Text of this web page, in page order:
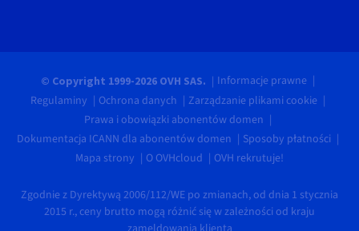
© Copyright 1999-2026 OVH SAS.
Informacje prawne
Regulaminy
Ochrona danych
Zarządzanie plikami cookie
Prawa i obowiązki abonentów domen
Dokumentacja ICANN dla abonentów domen
Sposoby płatności
Mapa strony
O OVHcloud OVH rekrutuje!
Zgodnie z Dyrektywą 2006/112/WE po zmianach, od dnia 1 stycznia
2015 r., ceny brutto mogą różnić się w zależności od kraju